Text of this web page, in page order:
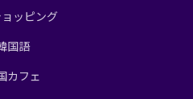
ッピング
国語
カフェ